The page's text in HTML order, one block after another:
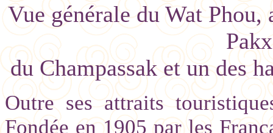
Vue générale du Wat
du Champassak et un des
Outre ses attraits
Fondée en 1905 par les